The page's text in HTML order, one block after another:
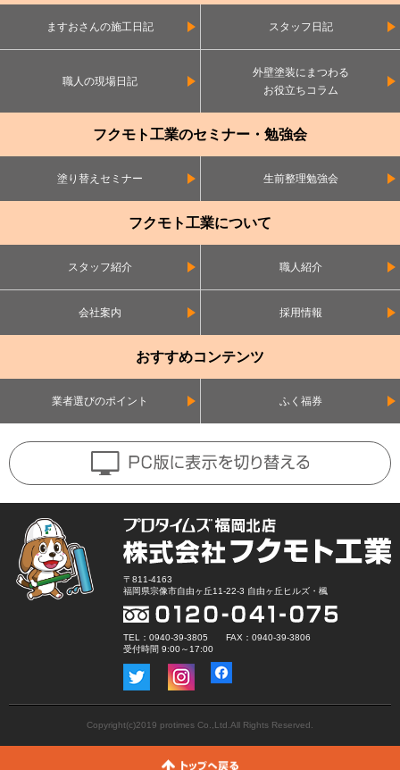
ますおさんの施工日記 スタッフ日記
職人の現場日記
外壁塗装にまつわる
お役立ちコラム
フクモト工業のセミナー・勉強会
塗り替えセミナー 生前整理勉強会
フクモト工業について
スタッフ紹介 職人紹介
会社案内 採用情報
おすすめコンテンツ
業者選びのポイント ふく福券
〒811-4163
福岡県宗像市自由ヶ丘11-22-3 自由ヶ丘ヒルズ・楓
TEL：0940-39-3805 FAX：0940-39-3806
受付時間 9:00～17:00
Copyright(c)2019 protimes Co.,Ltd.All Rights Reserved.